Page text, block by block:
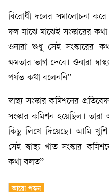
বিরোধী দলের সমালোচনা করে
দল মাঝে মাঝেই সংস্কারের
ওনারা শুধু সেই সংস্কারের
ক্ষমতার ভাগ দেবে। ওনারা
পর্যন্ত কথা বলেননি”
স্বাস্থ্য সংস্কার কমিশনের
সংস্কার কমিশন হয়েছিল।
কিছু লিখে দিয়েছে। আমি
সেই স্বাস্থ্য খাত সংস্কার
কথা বলত’’